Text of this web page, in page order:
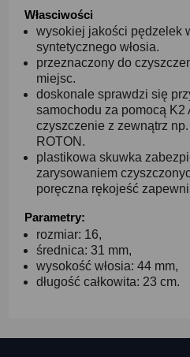
Własciwości
wysokiej jakości pędzelek
syntetycznego włosia.
przeznaczony do
miejsc.
doskonale sprawdzi się
samochodu za pomocą K2
czyszczenie z zewnątrz
ROTON.
plastikowa skuwka
zarysowaniem
poręczna rękojeść
Parametry:
rozmiar: 16,
średnica: 31 mm,
wysokość włosia: 44 mm,
długość całkowita: 23 cm.